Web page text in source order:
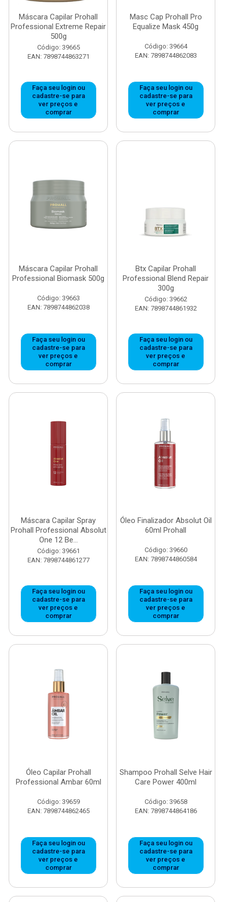
Máscara Capilar Prohall
Professional Extreme Repair
500g
Código: 39665
EAN: 7898744863271
Faça seu login ou
cadastre-se para
ver preços e
comprar
Masc Cap Prohall Pro
Equalize Mask 450g
Código: 39664
EAN: 7898744862083
Faça seu login ou
cadastre-se para
ver preços e
comprar
Máscara Capilar Prohall
Professional Biomask 500g
Código: 39663
EAN: 7898744862038
Faça seu login ou
cadastre-se para
ver preços e
comprar
Btx Capilar Prohall
Professional Blend Repair
300g
Código: 39662
EAN: 7898744861932
Faça seu login ou
cadastre-se para
ver preços e
comprar
Máscara Capilar Spray
Prohall Professional Absolut
One 12 Be...
Código: 39661
EAN: 7898744861277
Faça seu login ou
cadastre-se para
ver preços e
comprar
Óleo Finalizador Absolut Oil
60ml Prohall
Código: 39660
EAN: 7898744860584
Faça seu login ou
cadastre-se para
ver preços e
comprar
Óleo Capilar Prohall
Professional Ambar 60ml
Código: 39659
EAN: 7898744862465
Faça seu login ou
cadastre-se para
ver preços e
comprar
Shampoo Prohall Selve Hair
Care Power 400ml
Código: 39658
EAN: 7898744864186
Faça seu login ou
cadastre-se para
ver preços e
comprar